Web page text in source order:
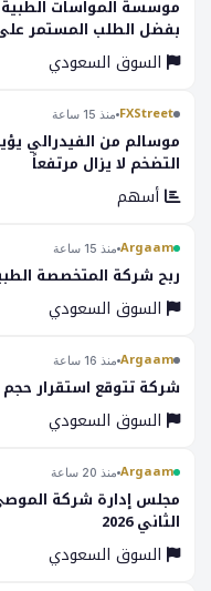
موسسة المواسات الطبية
بفضل الطلب المستمر
السوق السعودي
FXStreet منذ 15 ساعة
موسالم من الفيدرالي
التضخم لا يزال مرتفعاً
أسهم
Argaam منذ 15 ساعة
ربح شركة المتخصصة الطبية يرتفع
السوق السعودي
Argaam منذ 16 ساعة
شركة تتوقع استقرار حجم
السوق السعودي
Argaam منذ 20 ساعة
الثاني 2026
السوق السعودي